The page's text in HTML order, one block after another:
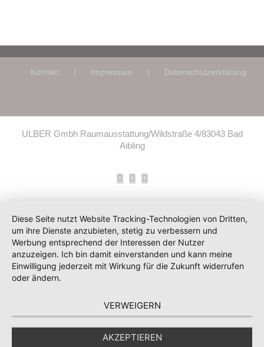
Kontakt Impressum Datenschutzerklärung
ULBER Gmbh Raumausstattung/Wildstraße 4/83043 Bad
Aibling
Facebook
Instagram
E-
Diese Seite nutzt Website Tracking-Technologien von Dritten,
um ihre Dienste anzubieten, stetig zu verbessern und
Werbung entsprechend der Interessen der Nutzer
anzuzeigen. Ich bin damit einverstanden und kann meine
Einwilligung jederzeit mit Wirkung für die Zukunft widerrufen
oder ändern.
VERWEIGERN
AKZEPTIEREN